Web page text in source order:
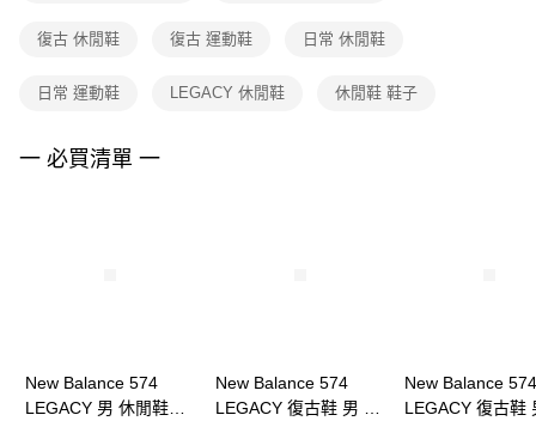
權轉讓予恩沛科技股份有限公司。
３．未成年的使用者請事先徵得法定代理人或監護人之同意方可使用
４．使用「AFTEE先享後付」時，將依據個別帳號之用戶狀況，依本公司即
復古 休閒鞋 復古 運動鞋 日常 休閒鞋
日常 運動鞋 LEGACY 休閒鞋 休閒鞋 鞋子
一 必買清單 一
New Balance 574
LEGACY 男 休閒鞋
New Balance 574
LEGACY 復古鞋 男 休
New Balance 574
LEGACY 復古鞋